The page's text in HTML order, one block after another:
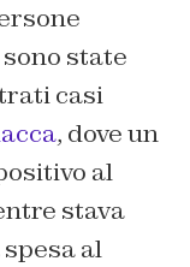
state
casi
, dove un
al
stava
al